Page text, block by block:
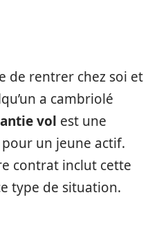
de rentrer chez soi et
a cambriolé
vol est une
un jeune actif.
contrat inclut cette
type de situation.